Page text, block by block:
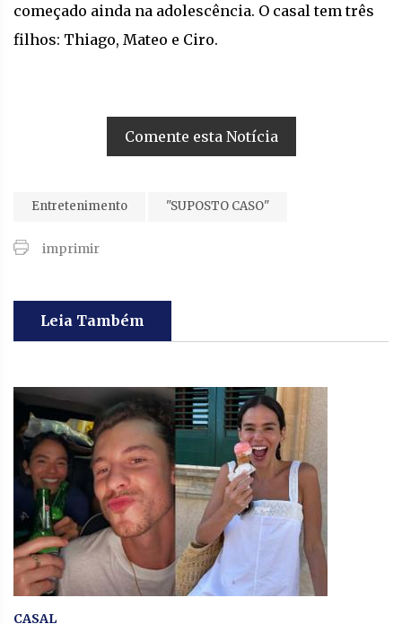
começado ainda na adolescência. O casal tem três
filhos: Thiago, Mateo e Ciro.
Comente esta Notícia
Entretenimento "SUPOSTO CASO"
imprimir
Leia Também
CASAL